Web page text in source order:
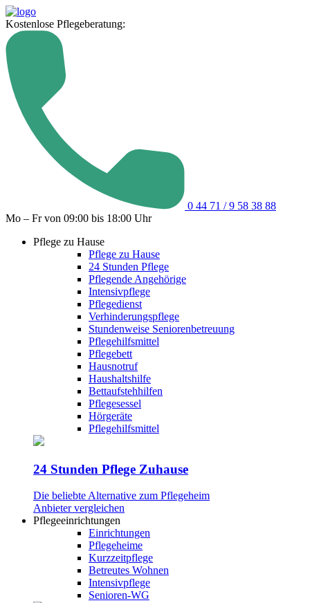
Kostenlose Pflegeberatung:
0 44 71 / 9 58 38 88
Mo – Fr von 09:00 bis 18:00 Uhr
Pflege zu Hause
Pflege zu Hause
24 Stunden Pflege
Pflegende Angehörige
Intensivpflege
Pflegedienst
Verhinderungspflege
Stundenweise Seniorenbetreuung
Pflegehilfsmittel
Pflegebett
Hausnotruf
Haushaltshilfe
Bettaufstehhilfen
Pflegesessel
Hörgeräte
Pflegehilfsmittel
24 Stunden Pflege Zuhause
Die beliebte Alternative zum Pflegeheim
Anbieter vergleichen
Pflegeeinrichtungen
Einrichtungen
Pflegeheime
Kurzzeitpflege
Betreutes Wohnen
Intensivpflege
Senioren-WG